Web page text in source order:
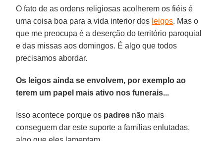
O fato de as ordens religiosas acolherem os fiéis é
uma coisa boa para a vida interior dos leigos. Mas o
que me preocupa é a deserção do território paroquial
e das missas aos domingos. É algo que todos
precisamos abordar.
Os leigos ainda se envolvem, por exemplo ao
terem um papel mais ativo nos funerais...
Isso acontece porque os padres não mais
conseguem dar este suporte a famílias enlutadas,